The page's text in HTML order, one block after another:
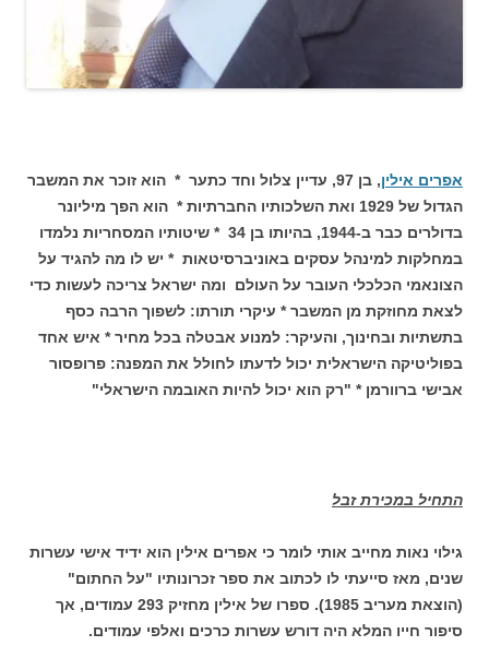
אפרים אילין
, בן 97, עדיין צלול וחד כתער * הוא זוכר את המשבר
הגדול של 1929 ואת השלכותיו החברתיות * הוא הפך מיליונר
בדולרים כבר ב-1944, בהיותו בן 34 * שיטותיו המסחריות נלמדו
במחלקות למינהל עסקים באוניברסיטאות * יש לו מה להגיד על
הצונאמי הכלכלי העובר על העולם ומה ישראל צריכה לעשות כדי
לצאת מחוזקת מן המשבר * עיקרי תורתו: לשפוך הרבה כסף
בתשתיות ובחינוך, והעיקר: למנוע אבטלה בכל מחיר * איש אחד
בפוליטיקה הישראלית יכול לדעתו לחולל את המפנה: פרופסור
אבישי ברוורמן * "רק הוא יכול להיות האובמה הישראלי"
התחיל במכירת זבל
גילוי נאות מחייב אותי לומר כי אפרים אילין הוא ידיד אישי עשרות
שנים, מאז סייעתי לו לכתוב את ספר זכרונותיו "על החתום"
(הוצאת מעריב 1985). ספרו של אילין מחזיק 293 עמודים, אך
סיפור חייו המלא היה דורש עשרות כרכים ואלפי עמודים.